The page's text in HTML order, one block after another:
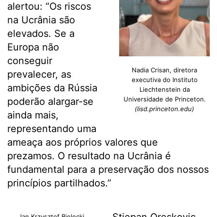
Nadia Crisan, diretora
executiva do Instituto
Liechtenstein da
Universidade de Princeton.
(lisd.princeton.edu)
alertou: “Os riscos
na Ucrânia são
elevados. Se a
Europa não
conseguir
prevalecer, as
ambições da Rússia
poderão alargar-se
ainda mais,
representando uma
ameaça aos próprios valores que
prezamos. O resultado na Ucrânia é
fundamental para a preservação dos nossos
princípios partilhados.”